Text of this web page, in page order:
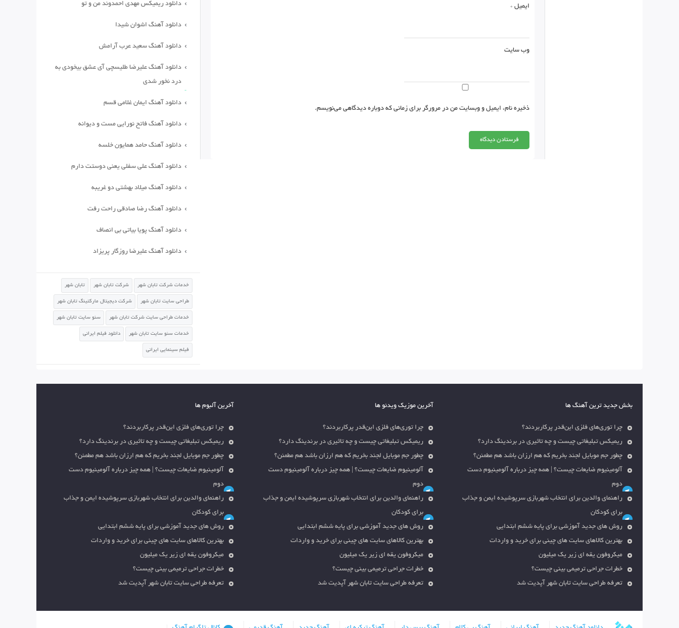
ایمیل *
وب‌ سایت
ذخیره نام، ایمیل و وبسایت من در مرورگر برای زمانی که دوباره دیدگاهی می‌نویسم.
دانلود ریمیکس مهدی احمدوند من و تو
دانلود آهنگ اشوان شیدا
دانلود آهنگ سعید عرب آرامش
دانلود آهنگ علیرضا طلیسچی آی عشق بیخودی به
درد نخور شدی
دانلود آهنگ ایمان غلامی قسم
دانلود آهنگ فاتح نورایی مست و دیوانه
دانلود آهنگ حامد همایون خلسه
دانلود آهنگ علی سفلی یعنی دوستت دارم
دانلود آهنگ میلاد بهشتی دو غریبه
دانلود آهنگ رضا صادقی راحت رفت
دانلود آهنگ پویا بیاتی بی انصاف
دانلود آهنگ علیرضا روزگار پریزاد
خدمات شرکت تابان شهر شرکت تابان شهر تابان شهر
طراحی سایت تابان شهر شرکت دیجیتال مارکتینگ تابان شهر
خدمات طراحی سایت شرکت تابان شهر سئو سایت تابان شهر
خدمات سئو سایت تابان شهر دانلود فیلم ایرانی
فیلم سینمایی ایرانی
بخش جدید ترین آهنگ ها
چرا توری‌های فلزی این‌قدر پرکاربردند؟
ریمیکس تبلیغاتی چیست و چه تاثیری در برندینگ دارد؟
چطور جم موبایل لجند بخریم که هم ارزان باشد هم مطمئن؟
آلومینیوم ضایعات چیست؟ | همه چیز درباره آلومینیوم دست
دوم
راهنمای والدین برای انتخاب شهربازی سرپوشیده ایمن و جذاب
برای کودکان
روش های جدید آموزشی برای پایه ششم ابتدایی
بهترین کالاهای سایت های چینی برای خرید و واردات
میکروفون یقه ای زیر یک میلیون
خطرات جراحی ترمیمی بینی چیست؟
تعرفه طراحی سایت تابان شهر آپدیت شد
آخرین موزیک ویدئو ها
چرا توری‌های فلزی این‌قدر پرکاربردند؟
ریمیکس تبلیغاتی چیست و چه تاثیری در برندینگ دارد؟
چطور جم موبایل لجند بخریم که هم ارزان باشد هم مطمئن؟
آلومینیوم ضایعات چیست؟ | همه چیز درباره آلومینیوم دست
دوم
راهنمای والدین برای انتخاب شهربازی سرپوشیده ایمن و جذاب
برای کودکان
روش های جدید آموزشی برای پایه ششم ابتدایی
بهترین کالاهای سایت های چینی برای خرید و واردات
میکروفون یقه ای زیر یک میلیون
خطرات جراحی ترمیمی بینی چیست؟
تعرفه طراحی سایت تابان شهر آپدیت شد
آخرین آلبوم ها
چرا توری‌های فلزی این‌قدر پرکاربردند؟
ریمیکس تبلیغاتی چیست و چه تاثیری در برندینگ دارد؟
چطور جم موبایل لجند بخریم که هم ارزان باشد هم مطمئن؟
آلومینیوم ضایعات چیست؟ | همه چیز درباره آلومینیوم دست
دوم
راهنمای والدین برای انتخاب شهربازی سرپوشیده ایمن و جذاب
برای کودکان
روش های جدید آموزشی برای پایه ششم ابتدایی
بهترین کالاهای سایت های چینی برای خرید و واردات
میکروفون یقه ای زیر یک میلیون
خطرات جراحی ترمیمی بینی چیست؟
تعرفه طراحی سایت تابان شهر آپدیت شد